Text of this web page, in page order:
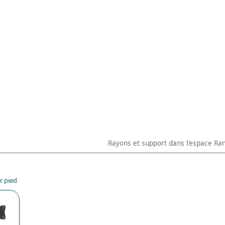
Rayons et support dans l’espace
pied